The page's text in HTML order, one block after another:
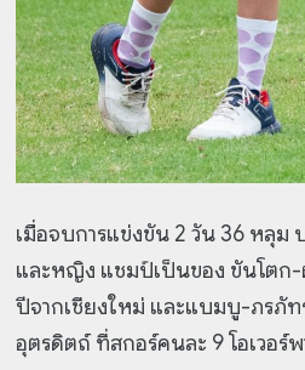
เมื่อจบการแข่งขัน 2 วัน 36 หลุม
และหญิง แชมป์เป็นของ ขันโตก
ปีจากเชียงใหม่ และแบมบู-ภรภัท
อุตรดิตถ์ ที่สกอร์คนละ 9 โอเวอร์พ